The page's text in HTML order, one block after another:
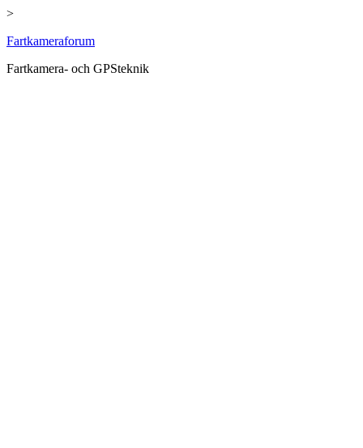
>
Hoppa
innehåll
Fartkameraforum
Fartkamera- och GPSteknik